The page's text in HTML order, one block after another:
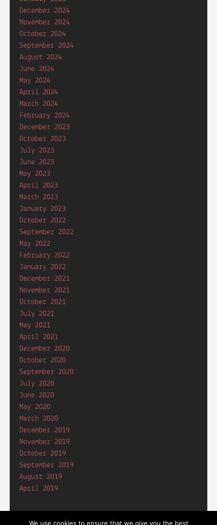
December 2024
November 2024
October 2024
September 2024
August 2024
June 2024
May 2024
April 2024
March 2024
February 2024
December 2023
October 2023
July 2023
June 2023
May 2023
April 2023
March 2023
January 2023
October 2022
September 2022
May 2022
February 2022
January 2022
December 2021
November 2021
October 2021
July 2021
May 2021
April 2021
December 2020
October 2020
September 2020
July 2020
June 2020
May 2020
March 2020
December 2019
November 2019
October 2019
September 2019
August 2019
April 2019
We use cookies to ensure that we give you the best